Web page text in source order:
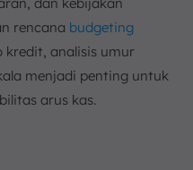
rencana budgeting
kredit, analisis umur
menjadi penting untuk
arus kas.